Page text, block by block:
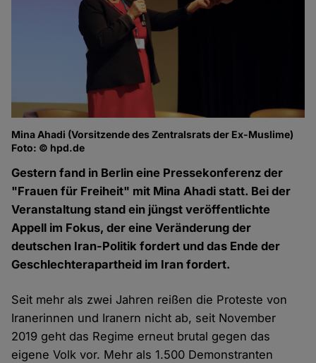
Mina Ahadi (Vorsitzende des Zentralsrats der Ex-Muslime)
Foto: © hpd.de
Gestern fand in Berlin eine Pressekonferenz der
"Frauen für Freiheit" mit Mina Ahadi statt. Bei der
Veranstaltung stand ein jüngst veröffentlichte
Appell im Fokus, der eine Veränderung der
deutschen Iran-Politik fordert und das Ende der
Geschlechterapartheid im Iran fordert.
Seit mehr als zwei Jahren reißen die Proteste von
Iranerinnen und Iranern nicht ab, seit November
2019 geht das Regime erneut brutal gegen das
eigene Volk vor. Mehr als 1.500 Demonstranten